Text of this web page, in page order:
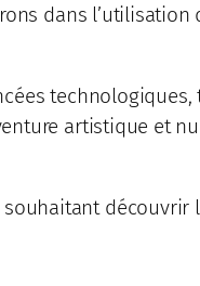
dans
artistique et
découvrir